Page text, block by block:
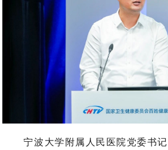
宁波大学附属人民医院党委书